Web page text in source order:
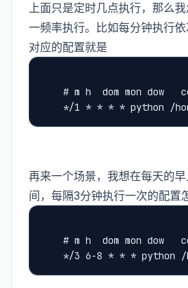
上面只是定时几点执行，那么
一频率执行。比如每分钟执行依
对应的配置就是
# m h  dom mon dow
*/1 * * * * python /
再来一个场景，我想在每天的
间，每隔3分钟执行一次的配置
# m h  dom mon dow
*/3 6-8 * * * python